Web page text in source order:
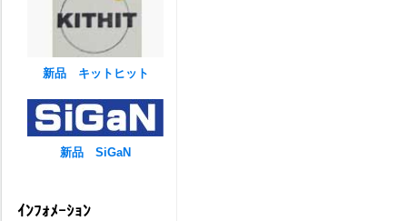
新品 キットヒット
新品 SiGaN
ｲﾝﾌｫﾒｰｼｮﾝ